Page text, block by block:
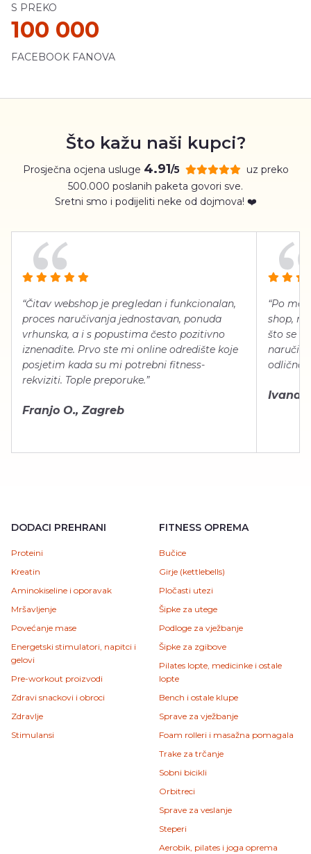
S PREKO
100 000
FACEBOOK FANOVA
Što kažu naši kupci?
Prosječna ocjena usluge 4.91/5
uz preko
500.000 poslanih paketa govori sve.
Sretni smo i podijeliti neke od dojmova! ❤️
“Čitav webshop je pregledan i funkcionalan,
proces naručivanja jednostavan, ponuda
vrhunska, a i s popustima često pozitivno
iznenadite. Prvo ste mi online odredište koje
posjetim kada su mi potrebni fitness-
rekviziti. Tople preporuke.”
Franjo O., Zagreb
“Po
shop,
što se
naručiti,
odlično
Ivana
DODACI PREHRANI
Proteini
Kreatin
Aminokiseline i oporavak
Mršavljenje
Povećanje mase
Energetski stimulatori, napitci i
gelovi
Pre-workout proizvodi
Zdravi snackovi i obroci
Zdravlje
Stimulansi
FITNESS OPREMA
Bučice
Girje (kettlebells)
Pločasti utezi
Šipke za utege
Podloge za vježbanje
Šipke za zgibove
Pilates lopte, medicinke i ostale
lopte
Bench i ostale klupe
Sprave za vježbanje
Foam rolleri i masažna pomagala
Trake za trčanje
Sobni bicikli
Orbitreci
Sprave za veslanje
Steperi
Aerobik, pilates i joga oprema